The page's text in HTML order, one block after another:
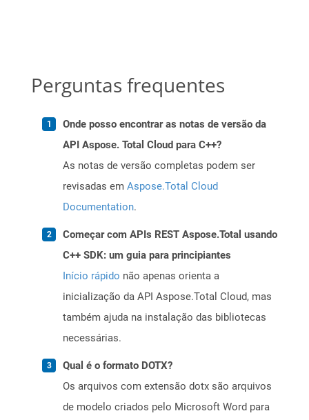
Perguntas frequentes
Onde posso encontrar as notas de versão da
API Aspose. Total Cloud para C++?
As notas de versão completas podem ser
revisadas em Aspose.Total Cloud
Documentation.
Começar com APIs REST Aspose.Total usando
C++ SDK: um guia para principiantes
Início rápido não apenas orienta a
inicialização da API Aspose.Total Cloud, mas
também ajuda na instalação das bibliotecas
necessárias.
Qual é o formato DOTX?
Os arquivos com extensão dotx são arquivos
de modelo criados pelo Microsoft Word para